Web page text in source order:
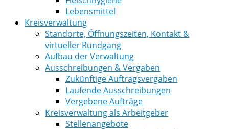
Lebensmittel
Kreisverwaltung
Standorte, Öffnungszeiten, Kontakt &
virtueller Rundgang
Aufbau der Verwaltung
Ausschreibungen & Vergaben
Zukünftige Auftragsvergaben
Laufende Ausschreibungen
Vergebene Aufträge
Kreisverwaltung als Arbeitgeber
Stellenangebote